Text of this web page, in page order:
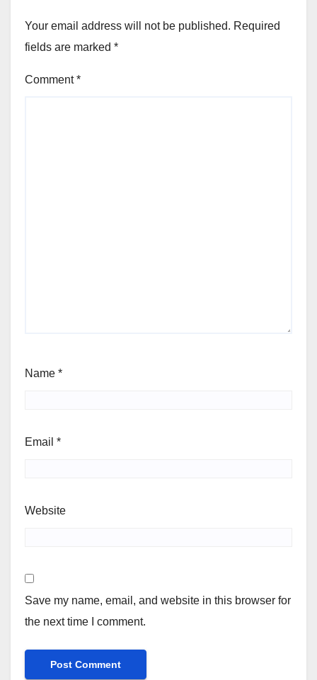
Your email address will not be published. Required
fields are marked *
Comment*
Name *
Email *
Website
Save my name, email, and website in this browser for
the next time I comment.